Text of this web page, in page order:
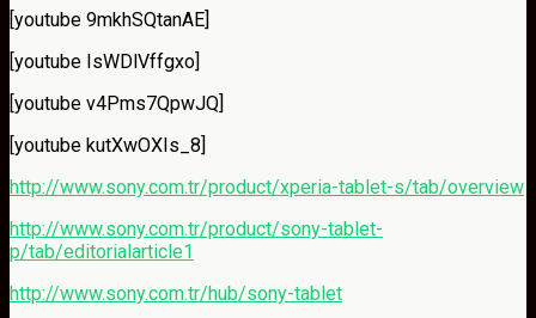
[youtube 9mkhSQtanAE]
[youtube IsWDlVffgxo]
[youtube v4Pms7QpwJQ]
[youtube kutXwOXIs_8]
http://www.sony.com.tr/product/xperia-tablet-s/tab/overview
http://www.sony.com.tr/product/sony-tablet-
p/tab/editorialarticle1
http://www.sony.com.tr/hub/sony-tablet